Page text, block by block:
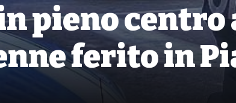
pieno centro
ferito in